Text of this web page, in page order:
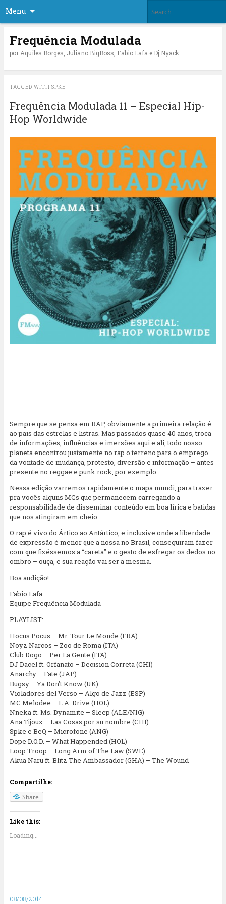
Menu
Frequência Modulada
por Aquiles Borges, Juliano BigBoss, Fabio Lafa e Dj Nyack
TAGGED WITH SPKE
Frequência Modulada 11 – Especial Hip-
Hop Worldwide
Sempre que se pensa em RAP, obviamente a primeira relação é
ao pais das estrelas e listras. Mas passados quase 40 anos, troca
de informações, influências e imersões aqui e ali, todo nosso
planeta encontrou justamente no rap o terreno para o emprego
da vontade de mudança, protesto, diversão e informação – antes
presente no reggae e punk rock, por exemplo.
Nessa edição varremos rapidamente o mapa mundi, para trazer
pra vocês alguns MCs que permanecem carregando a
responsabilidade de disseminar conteúdo em boa lírica e batidas
que nos atingiram em cheio.
O rap é vivo do Ártico ao Antártico, e inclusive onde a liberdade
de expressão é menor que a nossa no Brasil, conseguiram fazer
com que fizéssemos a “careta” e o gesto de esfregar os dedos no
ombro – ouça, e sua reação vai ser a mesma.
Boa audição!
Fabio Lafa
Equipe Frequência Modulada
PLAYLIST:
Hocus Pocus – Mr. Tour Le Monde (FRA)
Noyz Narcos – Zoo de Roma (ITA)
Club Dogo – Per La Gente (ITA)
DJ Dacel ft. Orfanato – Decision Correta (CHI)
Anarchy – Fate (JAP)
Bugsy – Ya Don’t Know (UK)
Violadores del Verso – Algo de Jazz (ESP)
MC Melodee – L.A. Drive (HOL)
Nneka ft. Ms. Dynamite – Sleep (ALE/NIG)
Ana Tijoux – Las Cosas por su nombre (CHI)
Spke e BeQ – Microfone (ANG)
Dope D.O.D. – What Happended (HOL)
Loop Troop – Long Arm of The Law (SWE)
Akua Naru ft. Blitz The Ambassador (GHA) – The Wound
Compartilhe:
Share
Like this:
Loading...
08/08/2014